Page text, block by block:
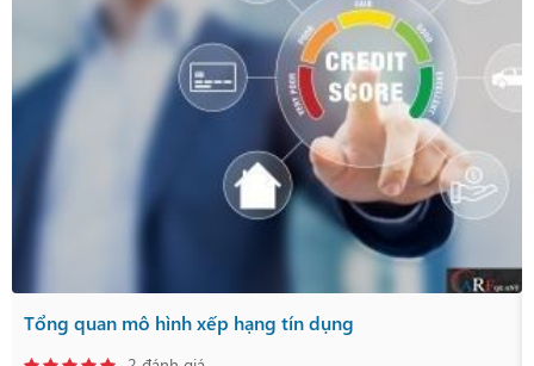
Tổng quan mô hình xếp hạng tín dụng